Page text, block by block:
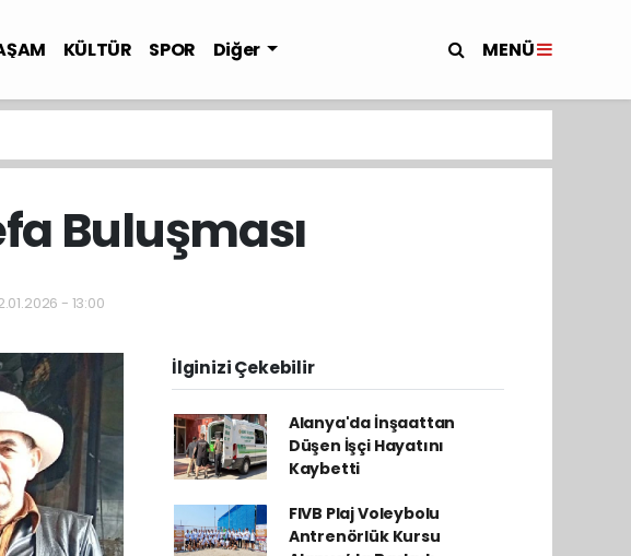
KÜLTÜR SPOR Diğer MENÜ
Buluşması
- 13:00
İlginizi Çekebilir
Alanya'da İnşaattan
Düşen İşçi Hayatını
Kaybetti
FIVB Plaj Voleybolu
Antrenörlük Kursu